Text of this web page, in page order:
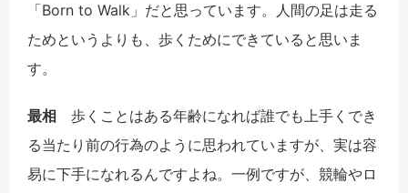
「Born to Walk 」だと思っています。人間の足は走る
ためというよりも、歩くためにできていると思いま
す。
最相 歩くことはある年齢になれば誰でも上手くでき
る当たり前の行為のように思われていますが、実は容
易に下手になれるんですよね。一例ですが、競輪やロ